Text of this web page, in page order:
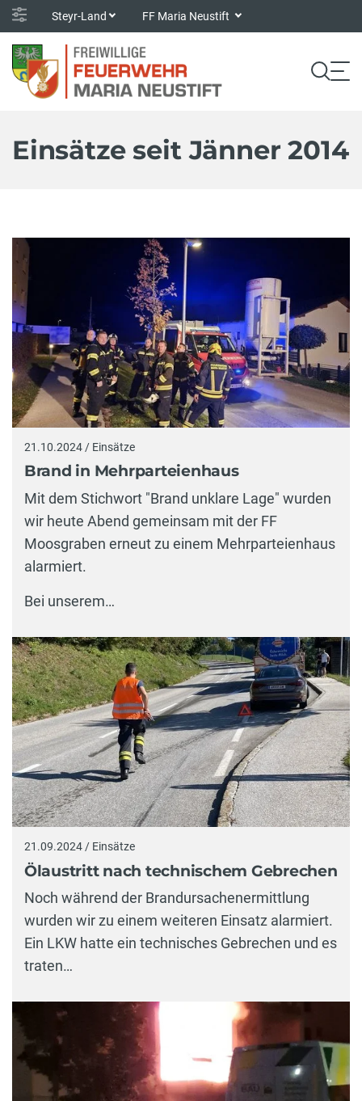
Steyr-Land FF Maria Neustift
Einsätze seit Jänner 2014
21.10.2024 / Einsätze
Brand in Mehrparteienhaus
Mit dem Stichwort "Brand unklare Lage" wurden
wir heute Abend gemeinsam mit der FF
Moosgraben erneut zu einem Mehrparteienhaus
alarmiert.
Bei unserem…
21.09.2024 / Einsätze
Ölaustritt nach technischem Gebrechen
Noch während der Brandursachenermittlung
wurden wir zu einem weiteren Einsatz alarmiert.
Ein LKW hatte ein technisches Gebrechen und es
traten…